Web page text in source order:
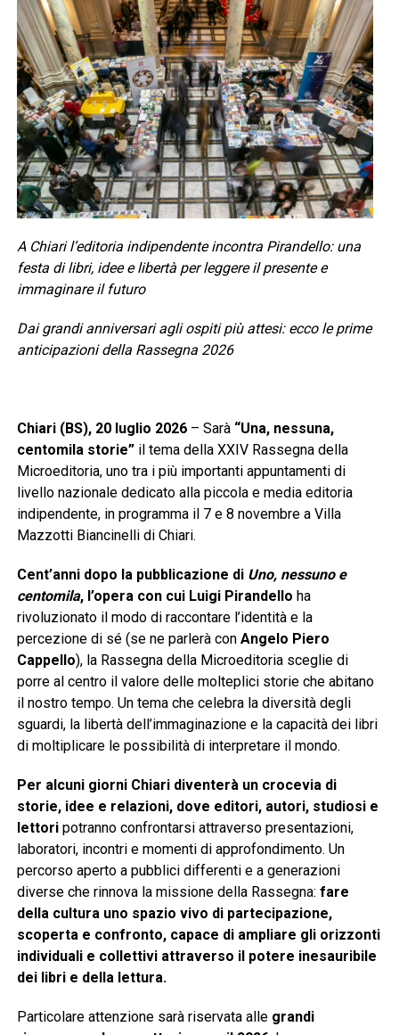
A Chiari l’editoria indipendente incontra Pirandello: una
festa di libri, idee e libertà per leggere il presente e
immaginare il futuro
Dai grandi anniversari agli ospiti più attesi: ecco le prime
anticipazioni della Rassegna 2026
Chiari (BS), 20 luglio 2026– Sarà “Una, nessuna,
centomila storie”il tema della XXIV Rassegna della
Microeditoria, uno tra i più importanti appuntamenti di
livello nazionale dedicato alla piccola e media editoria
indipendente, in programma il 7 e 8 novembre a Villa
Mazzotti Biancinelli di Chiari.
Cent’anni dopo la pubblicazione di Uno, nessuno e
centomila, l’opera con cui Luigi Pirandello ha
rivoluzionato il modo di raccontare l’identità e la
percezione di sé (se ne parlerà con Angelo Piero
Cappello), la Rassegna della Microeditoria sceglie di
porre al centro il valore delle molteplici storie che abitano
il nostro tempo. Un tema che celebra la diversità degli
sguardi, la libertà dell’immaginazione e la capacità dei libri
di moltiplicare le possibilità di interpretare il mondo.
Per alcuni giorni Chiari diventerà un crocevia di
storie, idee e relazioni, dove editori, autori, studiosi e
lettori potranno confrontarsi attraverso presentazioni,
laboratori, incontri e momenti di approfondimento. Un
percorso aperto a pubblici differenti e a generazioni
diverse che rinnova la missione della Rassegna: fare
della cultura uno spazio vivo di partecipazione,
scoperta e confronto, capace di ampliare gli orizzonti
individuali e collettivi attraverso il potere inesauribile
dei libri e della lettura.
Particolare attenzione sarà riservata alle grandi